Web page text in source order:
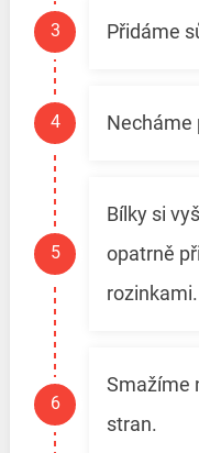
Přidáme
Necháme
Bílky si
opatrně
rozinkami.
Smažíme
stran.